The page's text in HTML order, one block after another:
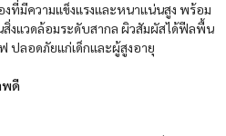
งที่มีความแข็งแรงและหนาแน่นสูง พร้อม
สิ่งแวดล้อมระดับสากล ผิวสัมผัสได้ฟีลพื้น
ฟ ปลอดภัยแก่เด็กและผู้สูงอายุ
พดี